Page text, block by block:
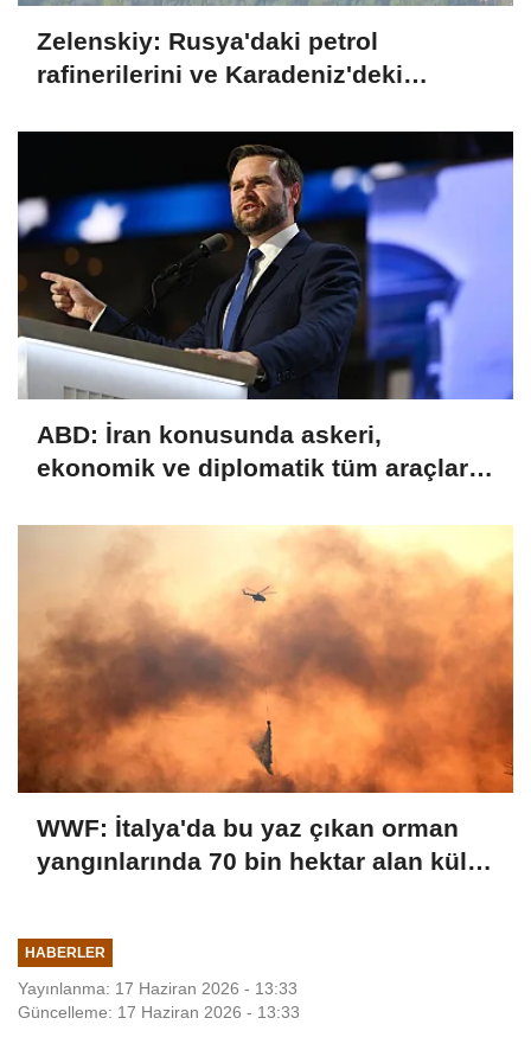
Zelenskiy: Rusya'daki petrol
rafinerilerini ve Karadeniz'deki
ABD: İran konusunda askeri,
ekonomik ve diplomatik tüm araçlar
WWF: İtalya'da bu yaz çıkan orman
yangınlarında 70 bin hektar alan kül
HABERLER
Yayınlanma: 17 Haziran 2026 - 13:33
Güncelleme: 17 Haziran 2026 - 13:33